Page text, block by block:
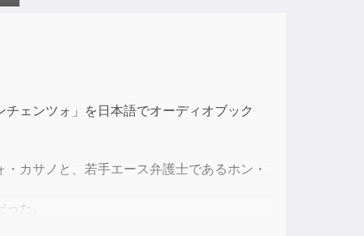
ェンツォ」を日本語でオーディオブック
カサノと、若手エース弁護士であるホン・
た。